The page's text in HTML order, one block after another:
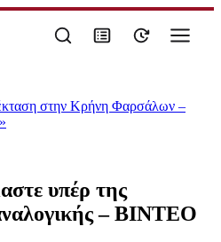
στην Κρήνη Φαρσάλων –
»
υπέρ της
– ΒΙΝΤΕΟ